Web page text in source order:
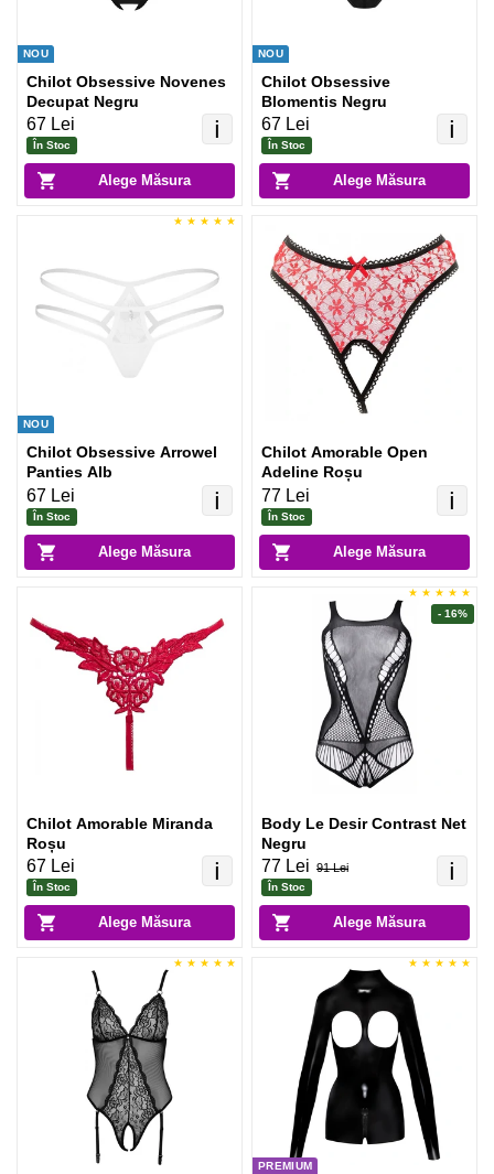
NOU
Alege Măsura
ℹ️
Chilot Obsessive Novenes
Decupat Negru
67 Lei
În Stoc
NOU
Alege Măsura
ℹ️
Chilot Obsessive
Blomentis Negru
67 Lei
În Stoc
NOU
Alege Măsura
ℹ️
Chilot Obsessive Arrowel
Panties Alb
67 Lei
În Stoc
Alege Măsura
ℹ️
Chilot Amorable Open
Adeline Roșu
77 Lei
În Stoc
Alege Măsura
ℹ️
Chilot Amorable Miranda
Roșu
67 Lei
În Stoc
Alege Măsura
ℹ️
Body Le Desir Contrast Net
Negru
77 Lei 91 Lei
În Stoc
- 16%
PREMIUM